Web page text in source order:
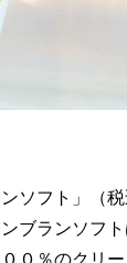
ソフト」（
ブランソフ
０％のクリー